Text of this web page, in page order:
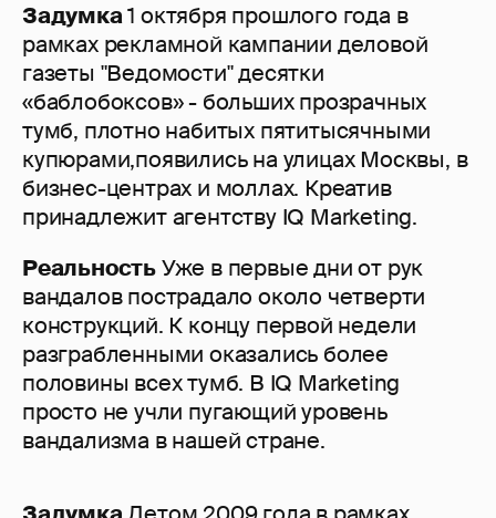
Задумка1 октября прошлого года в
рамках рекламной кампании деловой
газеты "Ведомости" десятки
«баблобоксов» - больших прозрачных
тумб, плотно набитых пятитысячными
купюрами,появились на улицах Москвы, в
бизнес-центрах и моллах. Креатив
принадлежит агентству IQ Marketing.
РеальностьУже в первые дни от рук
вандалов пострадало около четверти
конструкций. К концу первой недели
разграбленными оказались более
половины всех тумб. В IQ Marketing
просто не учли пугающий уровень
вандализма в нашей стране.